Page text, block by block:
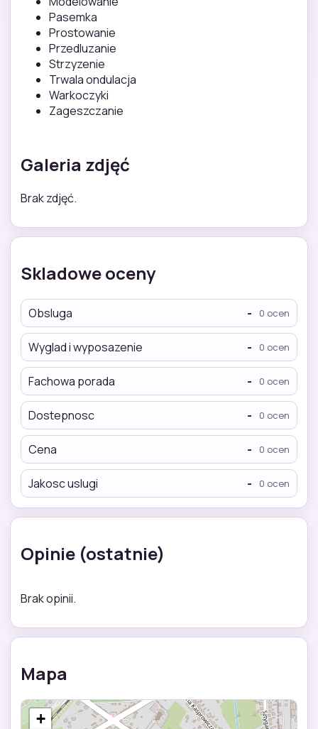
Pasemka
Prostowanie
Przedluzanie
Strzyzenie
Trwala ondulacja
Warkoczyki
Zageszczanie
Galeria zdjęć
Brak zdjęć.
Skladowe oceny
Obsluga - 0 ocen
Wyglad i wyposazenie - 0 ocen
Fachowa porada - 0 ocen
Dostepnosc - 0 ocen
Cena - 0 ocen
Jakosc uslugi - 0 ocen
Opinie (ostatnie)
Brak opinii.
Mapa
+